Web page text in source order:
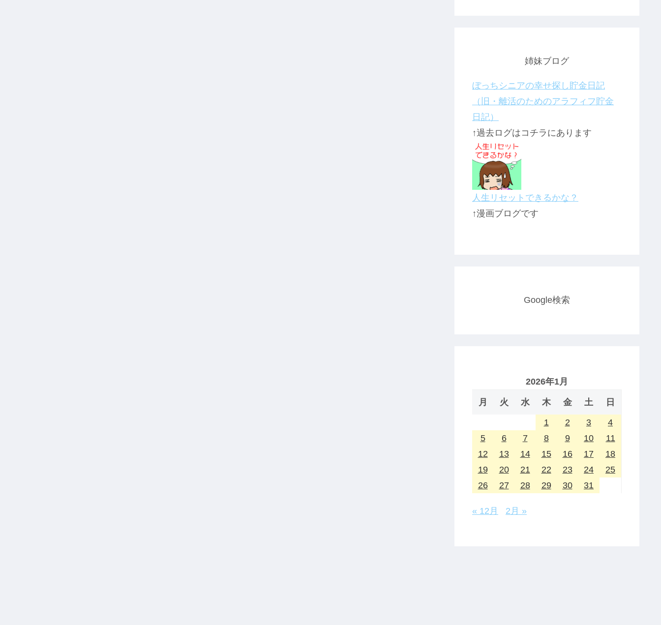
姉妹ブログ
ぼっちシニアの幸せ探し貯金日記
（旧・離活のためのアラフィフ貯金
日記）
↑過去ログはコチラにあります
人生リセットできるかな？
↑漫画ブログです
Google検索
2026年1月
月 火 水 木 金 土 日
1 2 3
4
5
6 7 8 9 10
11
12
13 14 15 16 17
18
19
20 21 22 23 24
25
26
27 28 29 30 31
« 12月 2月 »